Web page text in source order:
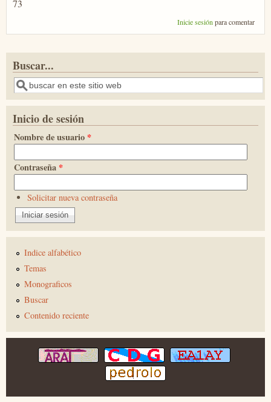
73
Inicie sesión para comentar
Buscar...
Buscar
Inicio de sesión
Nombre de usuario *
Contraseña *
Solicitar nueva contraseña
Indice alfabético
Temas
Monograficos
Buscar
Contenido reciente